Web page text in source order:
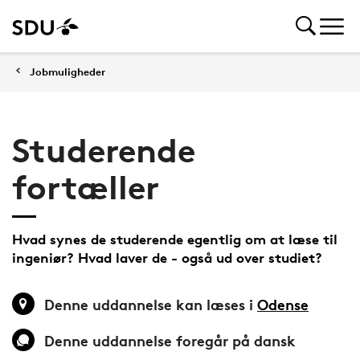
Jobmuligheder
Studerende
fortæller
Hvad synes de studerende egentlig om at læse til
ingeniør? Hvad laver de - også ud over studiet?
Denne uddannelse kan læses i Odense
Denne uddannelse foregår på dansk